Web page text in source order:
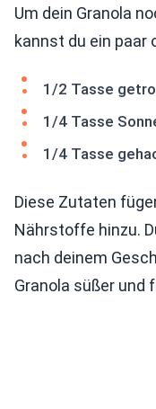
Um dein Granola
kannst du ein paar
1/2 Tasse
1/4 Tasse
1/4 Tasse
Diese Zutaten
Nährstoffe hinzu.
nach deinem
Granola süßer und